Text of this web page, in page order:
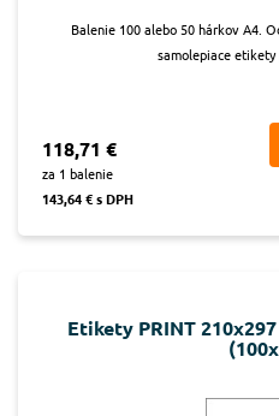
Balenie 100 alebo 50 hárkov A4.
samolepiace etikety
118,71 €
za 1 balenie
143,64 € s DPH
Etikety PRINT